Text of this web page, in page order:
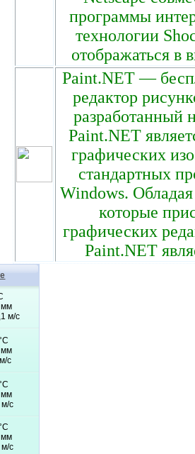
программы
технологии
отображаться в
Paint.NET —
редактор
разработанный
Paint.NET
графических
стандартных
Windows.
которые
графических
Paint.NET